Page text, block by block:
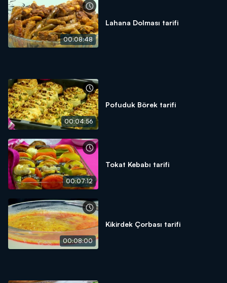
00:08:48
Lahana Dolması tarifi
00:04:56
Pofuduk Börek tarifi
00:07:12
Tokat Kebabı tarifi
00:08:00
Kikirdek Çorbası tarifi